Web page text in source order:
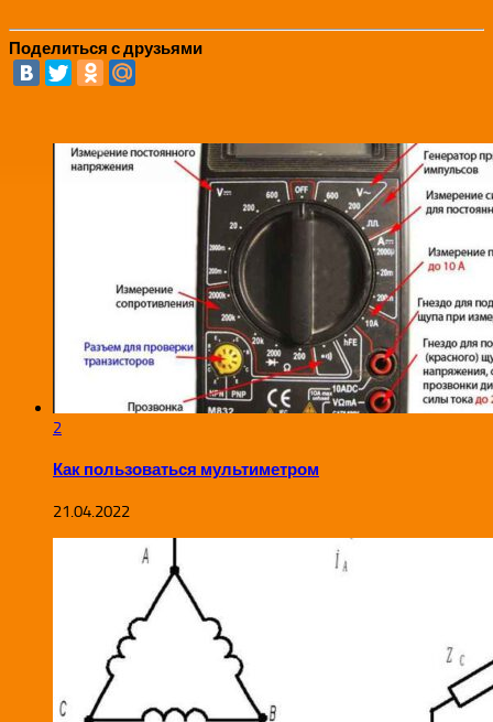
Поделиться с друзьями
2
Как пользоваться мультиметром
21.04.2022